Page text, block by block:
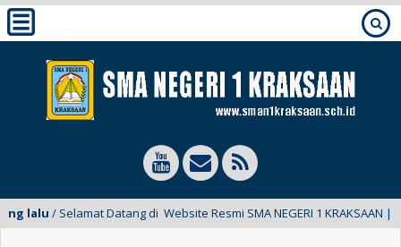
lalu/ Selamat Datang di Website Resmi SMA NEGERI 1 KRAKSAAN ||